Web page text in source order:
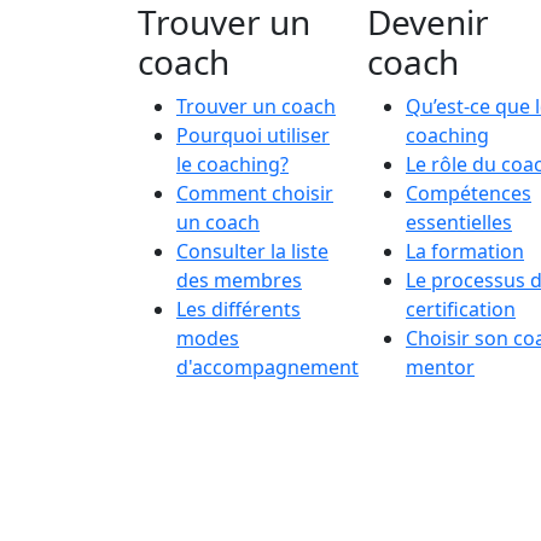
Trouver un
coach
Trouver un coach
Pourquoi utiliser
le coaching?
Comment choisir
un coach
Consulter la liste
des membres
Les différents
modes
d'accompagnement
Devenir
coach
Qu’est-ce que
coaching
Le rôle du
Compétences
essentielles
La formation
Le processus
certification
Choisir son
mentor